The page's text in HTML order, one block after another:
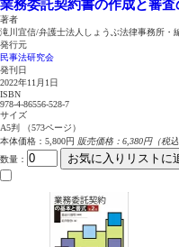
業務委託契約書の作成と審査
著者
滝川宜信/弁護士法人しょうぶ法律事務所・
発行元
民事法研究会
発刊日
2022年11月1日
ISBN
978-4-86556-528-7
サイズ
A5判 （573ページ）
本体価格：5,800円 販売価格：6,380円（税込
数量 ： お気に入りリストに